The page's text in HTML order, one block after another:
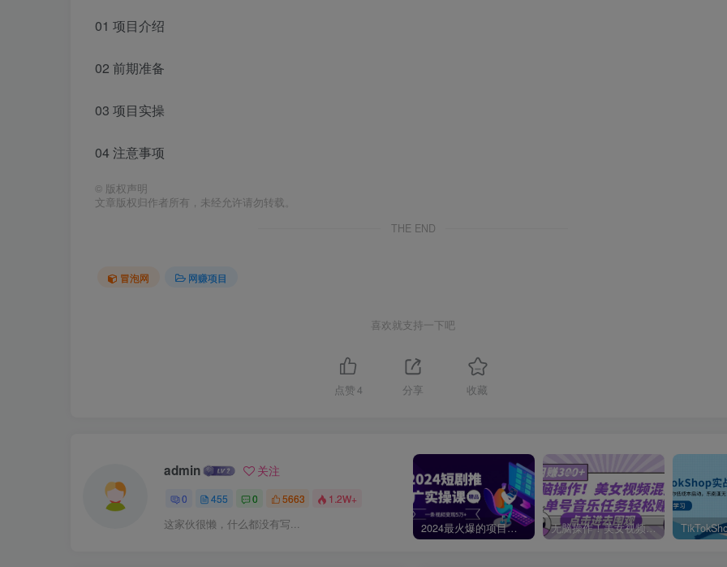
01 项目介绍
02 前期准备
03 项目实操
04 注意事项
© 版权声明
文章版权归作者所有，未经允许请勿转载。
THE END
冒泡网 网赚项目
喜欢就支持一下吧
点赞 4 分享 收藏
admin 关注
0 455 0 5663 1.2W+
这家伙很懒，什么都没有写... 2024最火爆的项目短剧推广实操课，一条视频变现5万+【附软件工具】 无脑操作！美女视频混剪，单号音乐任务轻松日入3张+